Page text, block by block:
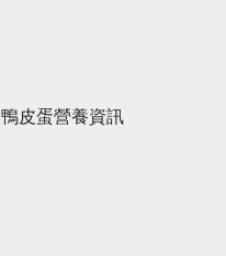
鴨皮蛋營養資訊